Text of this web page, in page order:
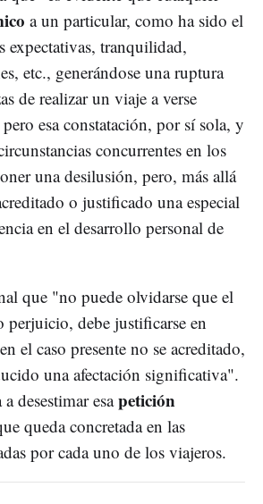
a un particular, como ha sido el
expectativas, tranquilidad,
etc., generándose una ruptura
de realizar un viaje a verse
esa constatación, por sí sola, y
concurrentes en los
una desilusión, pero, más allá
o justificado una especial
en el desarrollo personal de
que "no puede olvidarse que el
perjuicio, debe justificarse en
el caso presente no se acreditado,
una afectación significativa".
desestimar esapetición
queda concretada en las
por cada uno de los viajeros.